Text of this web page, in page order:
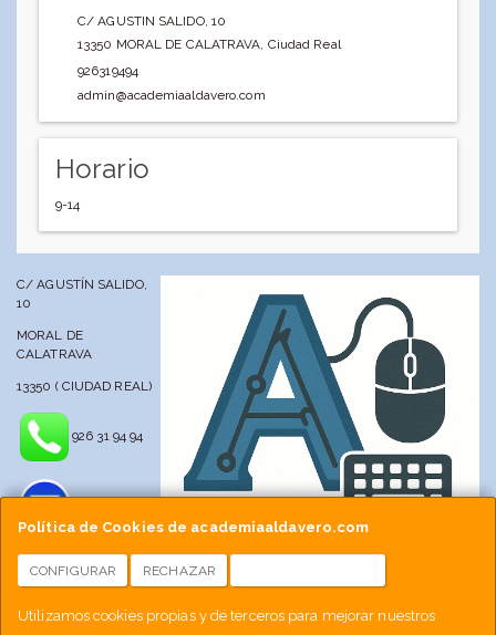
Política de Cookies de academiaaldavero.com
CONFIGURAR RECHAZAR
Utilizamos cookies propias y de terceros para mejorar nuestros
C/ AGUSTIN SALIDO, 10
13350 MORAL DE CALATRAVA, Ciudad Real
926319494
admin@academiaaldavero.com
Horario
9-14
C/ AGUSTÍN SALIDO,
10
MORAL DE
CALATRAVA
13350 ( CIUDAD REAL)
926 31 94 94